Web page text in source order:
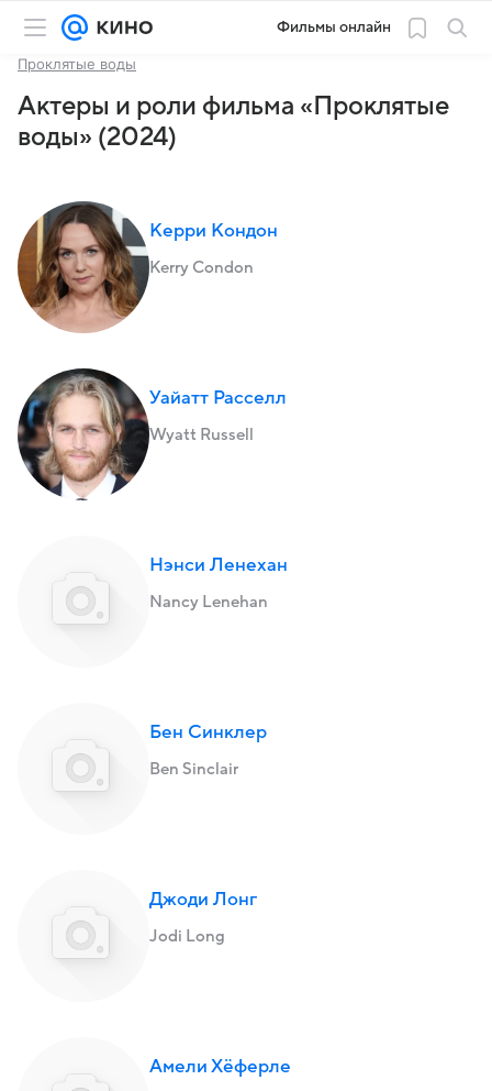
Фильмы онлайн
Проклятые воды
Актеры и роли фильма «Проклятые
воды» (2024)
Керри Кондон
Kerry Condon
Уайатт Расселл
Wyatt Russell
Нэнси Ленехан
Nancy Lenehan
Бен Синклер
Ben Sinclair
Джоди Лонг
Jodi Long
Амели Хёферле